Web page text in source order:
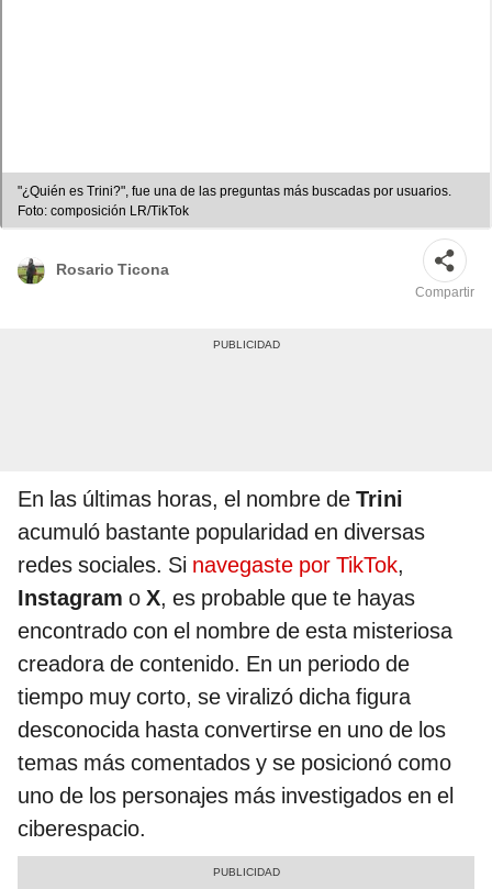
"¿Quién es Trini?", fue una de las preguntas más buscadas por usuarios.
Foto: composición LR/TikTok
Rosario Ticona
Compartir
En las últimas horas, el nombre de Trini
acumuló bastante popularidad en diversas
redes sociales. Si navegaste por TikTok,
Instagram o X, es probable que te hayas
encontrado con el nombre de esta misteriosa
creadora de contenido. En un periodo de
tiempo muy corto, se viralizó dicha figura
desconocida hasta convertirse en uno de los
temas más comentados y se posicionó como
uno de los personajes más investigados en el
ciberespacio.